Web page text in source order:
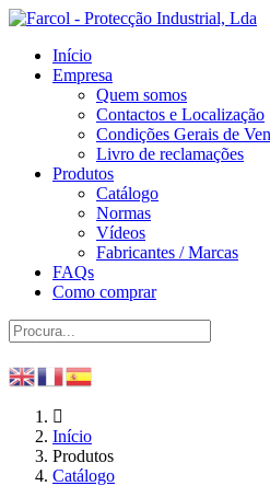
Início
Empresa
Quem somos
Contactos e Localização
Condições Gerais de
Livro de reclamações
Produtos
Catálogo
Normas
Vídeos
Fabricantes / Marcas
FAQs
Como comprar
Início
Produtos
Catálogo